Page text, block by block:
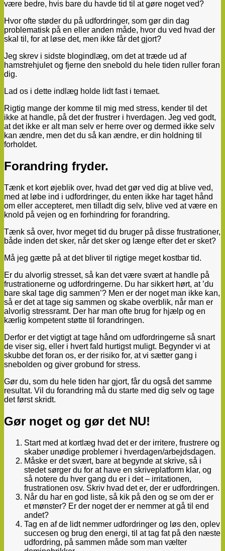
være bedre, hvis bare du havde tid til at gøre noget ved?
Hvor ofte støder du på udfordringer, som gør din dag
problematisk på en eller anden måde, hvor du ved hvad der
skal til, for at løse det, men ikke får det gjort?
Jeg skrev i sidste blogindlæg, om det at træde ud af
hamstrehjulet og fjerne den snebold du hele tiden ruller foran
dig.
Lad os i dette indlæg holde lidt fast i temaet.
Rigtig mange der komme til mig med stress, kender til det
ikke at handle, på det der frustrer i hverdagen. Jeg ved godt,
at det ikke er alt man selv er herre over og dermed ikke selv
kan ændre, men det du så kan ændre, er din holdning til
forholdet.
Forandring fryder.
Tænk et kort øjeblik over, hvad det gør ved dig at blive ved,
med at løbe ind i udfordringer, du enten ikke har taget hånd
om eller accepteret, men tilladt dig selv, blive ved at være en
knold på vejen og en forhindring for forandring.
Tænk så over, hvor meget tid du bruger på disse frustrationer,
både inden det sker, når det sker og længe efter det er sket?
Må jeg gætte på at det bliver til rigtige meget kostbar tid.
Er du alvorlig stresset, så kan det være svært at handle på
frustrationerne og udfordringerne. Du har sikkert hørt, at ’du
bare skal tage dig sammen’? Men er der noget man ikke kan,
så er det at tage sig sammen og skabe overblik, når man er
alvorlig stressramt. Der har man ofte brug for hjælp og en
kærlig kompetent støtte til forandringen.
Derfor er det vigtigt at tage hånd om udfordringerne så snart
de viser sig, eller i hvert fald hurtigst muligt. Begynder vi at
skubbe det foran os, er der risiko for, at vi sætter gang i
snebolden og giver grobund for stress.
Gør du, som du hele tiden har gjort, får du også det samme
resultat. Vil du forandring må du starte med dig selv og tage
det først skridt.
Gør noget og gør det NU!
Start med at kortlæg hvad det er der irritere, frustrere og
skaber unødige problemer i hverdagen/arbejdsdagen.
Måske er det svært, bare at begynde at skrive, så i
stedet sørger du for at have en skriveplatform klar, og
så notere du hver gang du er i det – irritationen,
frustrationen osv. Skriv hvad det er, der er udfordringen.
Når du har en god liste, så kik på den og se om der er
et mønster? Er der noget der er nemmer at gå til end
andet?
Tag en af de lidt nemmer udfordringer og løs den, oplev
succesen og brug den energi, til at tag fat på den næste
udfordring, på sammen måde som man vælter